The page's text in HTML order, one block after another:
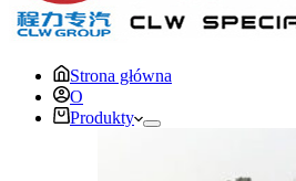
Strona główna
O
Produkty